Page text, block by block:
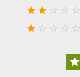
    
    
